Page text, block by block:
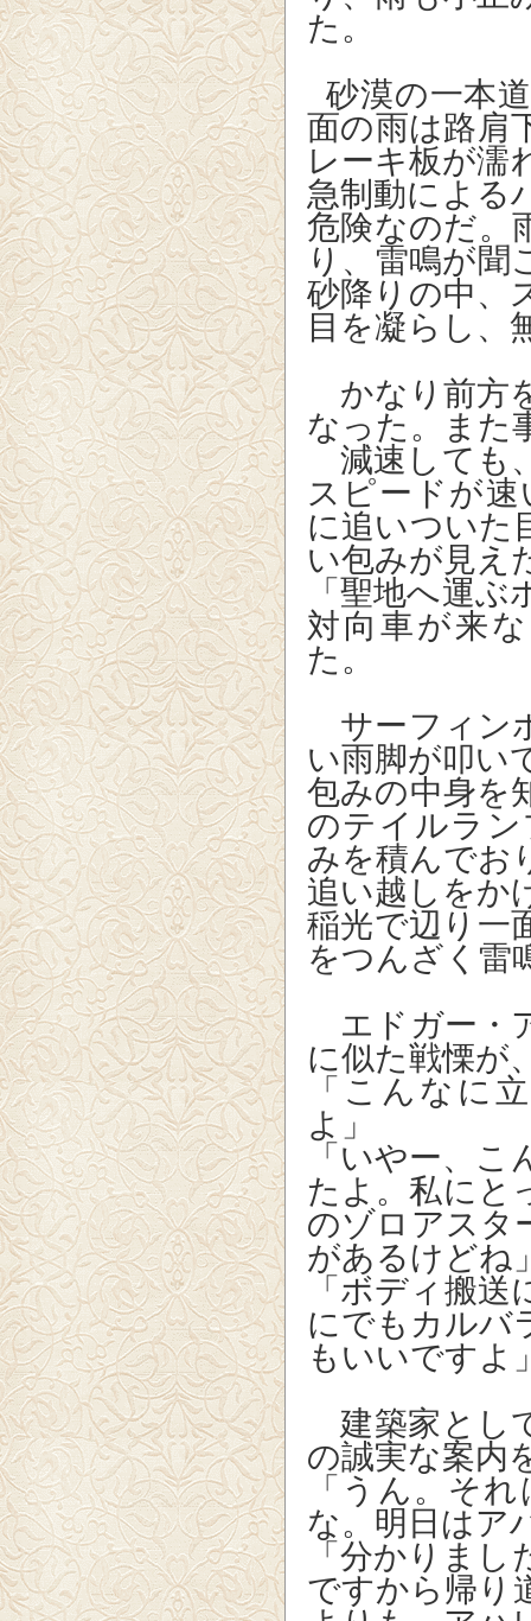
た。
砂漠の一本
面の雨は路肩
レーキ板が濡
急制動による
危険なのだ。
り、雷鳴が聞
砂降りの中、
目を凝らし、
かなり前方
なった。
また
減速しても
スピードが
に追いついた
い包みが見え
「聖地へ運
対向車が来
た。
サーフィン
い雨脚が叩い
包みの中身を
のテイルラ
みを積んでお
追い越しをか
稲光で辺り一
をつんざく雷
エドガー・
に似た戦慄が
「こんなに
よ」
「いやー、
たよ。私にと
のゾロアスタ
があるけどね
「ボディ搬
にでもカルバ
もいいですよ
建築家とし
の誠実な案内
「うん。そ
な。明日はア
「分かりま
ですから帰り